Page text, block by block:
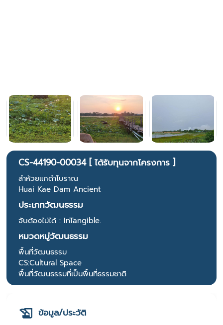
CS-44190-00034 [ ได้รับทุนจากโครงการ ]
ลำห้วยแกดำโบราณ
Huai Kae Dam Ancient
ประเภทวัฒนธรรม
จับต้องไม่ได้ : InTangible.
หมวดหมู่วัฒนธรรม
พื้นที่วัฒนธรรม
CS:Cultural Space
พื้นที่วัฒนธรรมที่เป็นพื้นที่ธรรมชาติ
ข้อมูล/ประวัติ